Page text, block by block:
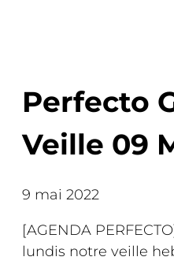
Perfecto
Veille 09
9 mai 2022
[AGENDA
lundis notre veille